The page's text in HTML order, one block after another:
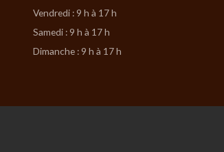
Vendredi : 9 h à 17 h
Samedi : 9 h à 17 h
Dimanche : 9 h à 17 h